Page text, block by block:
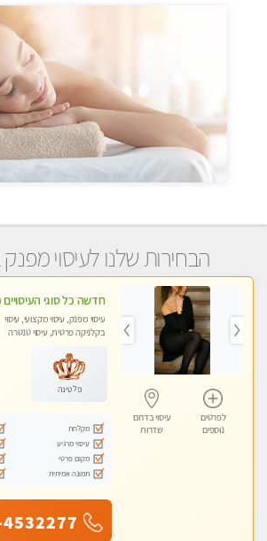
הבחירות שלנו לעיסוי
לפרטים
נוספים
עיסוי בדרום
שדרות
עיסוי מפנק, עיסוי מקצועי, עיסוי
בקלניקה פרטית, עיסוי טנטרה
פלטינה
מקלחת
עיסוי מרגיע
מקום פרטי
תמונה אמיתית